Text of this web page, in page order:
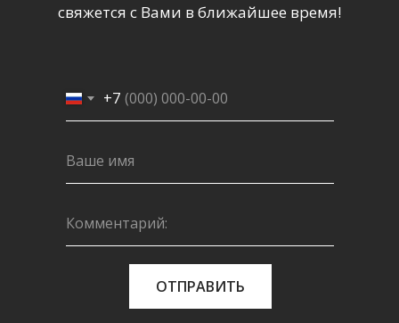
+7
ОТПРАВИТЬ
свяжется с Вами в ближайшее время!